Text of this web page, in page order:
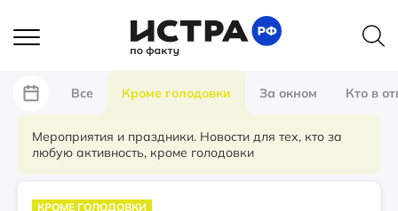
Все Кроме голодовки За окном Кто в
Мероприятия и праздники. Новости для тех, кто за
любую активность, кроме голодовки
КРОМЕ ГОЛОДОВКИ